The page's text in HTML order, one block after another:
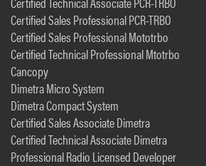
Certified Sales Professional PCR-TRBO
Certified Sales Professional Mototrbo
Certified Technical Professional Mtotrbo
Cancopy
Dimetra Micro System
Dimetra Compact System
Certified Sales Associate Dimetra
Certified Technical Associate Dimetra
Professional Radio Licensed Developer